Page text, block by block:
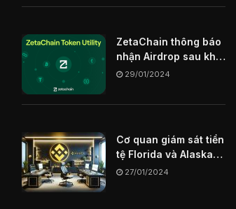
ZetaChain thông báo
nhận Airdrop sau khi
mainnet ngày
29/01/2024
Cơ quan giám sát tiền
tệ Florida và Alaska
hạn chế sàn giao dịch
27/01/2024